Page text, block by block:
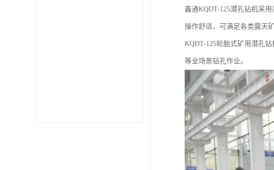
鑫通KQDT-125潜孔钻机采
操作舒适，可满足各类露天
KQDT-125轮胎式矿用潜孔
等全场景钻孔作业。